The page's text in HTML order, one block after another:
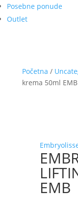
Posebne ponude
Outlet
Početna /
krema 50ml EMB
EMB